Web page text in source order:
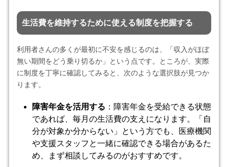
生活費を維持するために使える制度を把握する
利用者さんの多くが最初に不安を感じるのは、「収入がほぼ
無い期間をどう乗り切るか」という点です。ところが、実際
に制度を丁寧に確認してみると、次のような選択肢が見つか
ります。
障害年金を活用する ：障害年金を受給できる状態
であれば、毎月の生活費の支えになります。「自
分が対象か分からない」という方でも、医療機関
や支援スタッフと一緒に確認できる場合があるた
め、まず相談してみるのがおすすめです。